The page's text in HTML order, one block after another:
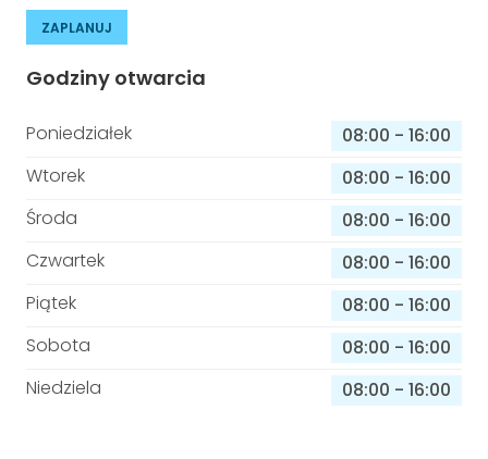
ZAPLANUJ
Godziny otwarcia
Poniedziałek 08:00 - 16:00
Wtorek
08:00 - 16:00
Środa
08:00 - 16:00
Czwartek
08:00 - 16:00
Piątek
08:00 - 16:00
Sobota
08:00 - 16:00
Niedziela
08:00 - 16:00